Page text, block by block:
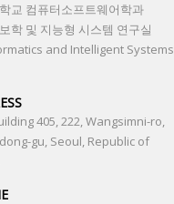
교 컴퓨터소프트웨어학과
학 및 지능형 시스템 연구실
and Intelligent Systems
405, 222, Wangsimni-ro,
gu, Seoul, Republic of